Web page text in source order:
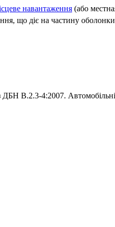
навантаження (або
що діє на частину
ДБН В.2.3-4:2007.